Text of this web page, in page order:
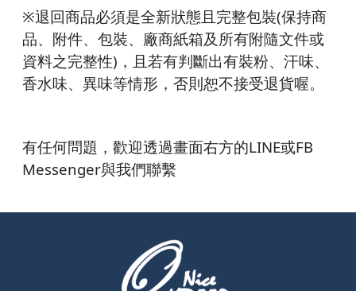
※退回商品必須是全新狀態且完整包裝(保持商
品、附件、包裝、廠商紙箱及所有附隨文件或
資料之完整性)，且若有判斷出有裝粉、汗味、
香水味、異味等情形，否則恕不接受退貨喔。
有任何問題，歡迎透過畫面右方的LINE或FB
Messenger與我們聯繫